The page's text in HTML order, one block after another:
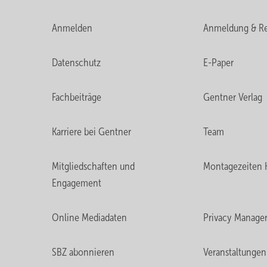
Anmelden Anmeldung &
Datenschutz E-Paper
Fachbeiträge Gentner Verlag
Karriere bei Gentner Team
Mitgliedschaften und
Engagement
Montagezeiten
Online Mediadaten Privacy Manager
SBZ abonnieren